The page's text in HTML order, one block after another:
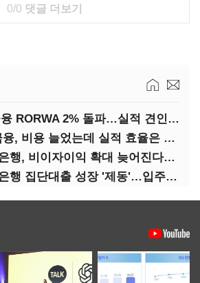
0/0 댓글 더보기
[IB토마토]JB금융 RORWA 2% 돌파…실적 견인은 은행 아닌 캐피탈
[IB토마토]KB금융, 비용 늘었는데 실적 효율은 개선…증권 호황 효과
[IB토마토]수협은행, 비이자이익 확대 늦어진다…공모운용사 인가 연말로
[IB토마토]지방은행 집단대출 성장 '제동'…입주절벽에 반사이익도 희박